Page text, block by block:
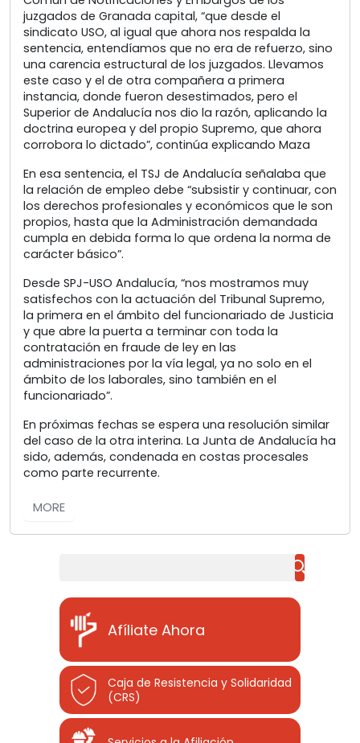
juzgados de Granada capital, “que desde el
sindicato USO, al igual que ahora nos respalda la
sentencia, entendíamos que no era de refuerzo, sino
una carencia estructural de los juzgados. Llevamos
este caso y el de otra compañera a primera
instancia, donde fueron desestimados, pero el
Superior de Andalucía nos dio la razón, aplicando la
doctrina europea y del propio Supremo, que ahora
corrobora lo dictado”, continúa explicando Maza
En esa sentencia, el TSJ de Andalucía señalaba que
la relación de empleo debe “subsistir y continuar, con
los derechos profesionales y económicos que le son
propios, hasta que la Administración demandada
cumpla en debida forma lo que ordena la norma de
carácter básico”.
Desde SPJ-USO Andalucía, “nos mostramos muy
satisfechos con la actuación del Tribunal Supremo,
la primera en el ámbito del funcionariado de Justicia
y que abre la puerta a terminar con toda la
contratación en fraude de ley en las
administraciones por la vía legal, ya no solo en el
ámbito de los laborales, sino también en el
funcionariado”.
En próximas fechas se espera una resolución similar
del caso de la otra interina. La Junta de Andalucía ha
sido, además, condenada en costas procesales
como parte recurrente.
MORE
Afíliate Ahora
Caja de Resistencia y Solidaridad
(CRS)